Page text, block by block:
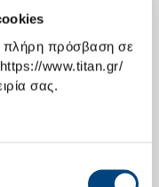
πλήρη πρόσβαση σε
https://www.titan.gr/
σας.
Μονόδρομος
και Ασφάλειας στην